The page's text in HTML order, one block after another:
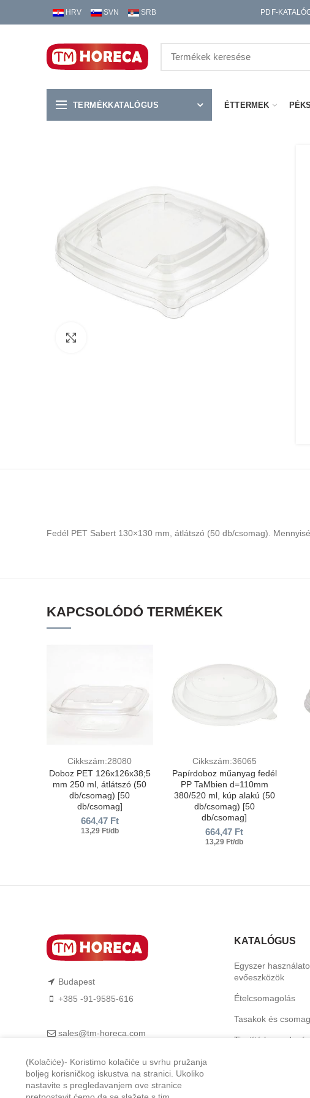
HRV SVN SRB PDF-
TERMÉKKATALÓGUS ÉTTERMEK
Fedél PET Sabert 130×130 mm, átlátszó (50 db/csomag).
KAPCSOLÓDÓ TERMÉKEK
Cikkszám:28080
Doboz PET 126х126х38;5
mm 250 ml, átlátszó (50
db/csomag) [50
db/csomag]
664,47 Ft
13,29 Ft/db
Cikkszám:36065
Papírdoboz műanyag fedél
PP TaMbien d=110mm
380/520 ml, kúp alakú (50
db/csomag) [50
db/csomag]
664,47 Ft
13,29 Ft/db
Budapest
+385 -91-9585-616
sales@tm-horeca.com
KATALÓGUS
Egyszer
evőeszközök
Ételcsomagolás
Tasakok és
Tisztító
(Kolačiće)- Koristimo kolačiće u svrhu pružanja
boljeg korisničkog iskustva na stranici. Ukoliko
nastavite s pregledavanjem ove stranice